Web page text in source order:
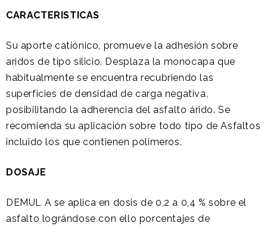
CARACTERISTICAS
Su aporte catiónico, promueve la adhesión sobre
aridos de tipo silicio. Desplaza la monocapa que
habitualmente se encuentra recubriendo las
superficies de densidad de carga negativa,
posibilitando la adherencia del asfalto árido. Se
recomienda su aplicación sobre todo tipo de Asfaltos
incluido los que contienen polimeros.
DOSAJE
DEMUL A se aplica en dosis de 0,2 a 0,4 % sobre el
asfalto lográndose con ello porcentajes de